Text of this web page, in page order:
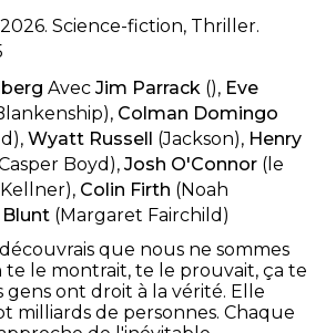
Science-fiction, Thriller.
Avec Jim Parrack (), Eve
Colman Domingo
Wyatt Russell (Jackson), Henry
Boyd), Josh O'Connor (le
Colin Firth (Noah
Blunt (Margaret Fairchild)
que nous ne sommes
te le montrait, te le prouvait, ça te
gens ont droit à la vérité. Elle
milliards de personnes. Chaque